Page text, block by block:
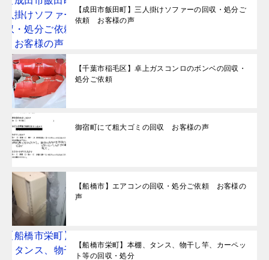
【成田市飯田町】三人掛けソファーの回収・処分ご
依頼 お客様の声
【千葉市稲毛区】卓上ガスコンロのボンベの回収・
処分ご依頼
御宿町にて粗大ゴミの回収 お客様の声
【船橋市】エアコンの回収・処分ご依頼 お客様の
声
【船橋市栄町】本棚、タンス、物干し竿、カーペッ
ト等の回収・処分